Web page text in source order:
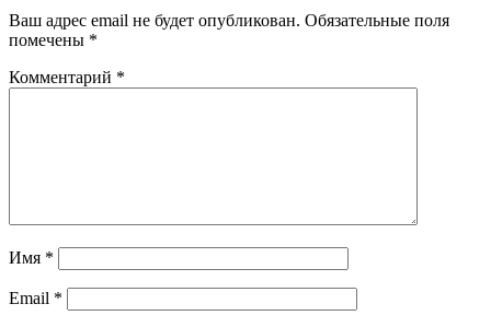
Ваш адрес email не будет опубликован. Обязательные поля
помечены *
Комментарий *
Имя *
Email *